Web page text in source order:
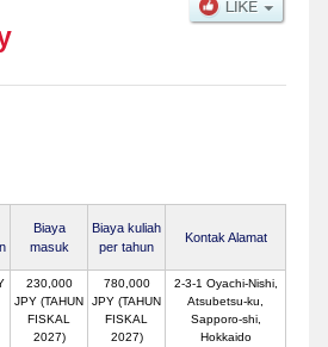
Biaya
masuk
Biaya kuliah
per tahun
Kontak Alamat
230,000
JPY (TAHUN
FISKAL
2027)
780,000
JPY (TAHUN
FISKAL
2027)
2-3-1 Oyachi-Nishi,
Atsubetsu-ku,
Sapporo-shi,
Hokkaido